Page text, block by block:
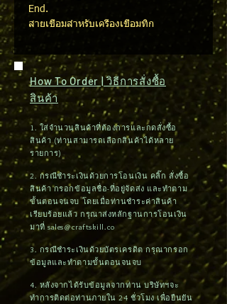
End.
สายเชื่อมสำหรับเครื่องเชื่อมทิก
How To Order | วิธีการสั่งซื้อ
สินค้า
1. ใส่จำนวนสินค้าที่ต้องการและกดสั่งซื้อ
สินค้า (ท่านสามารถเลือกสินค้าได้หลาย
รายการ)
2. กรณีชำระเงินด้วยการโอนเงิน คลิ๊ก สั่งซื้อ
สินค้า กรอกข้อมูลชื่อ-ที่อยู่จัดส่ง และทำตาม
ขั้นตอนจนจบ โดยเมื่อท่านชำระค่าสินค้า
เรียบร้อยแล้ว กรุณาส่งหลักฐานการโอนเงิน
มาที่sales@craftskill.co
3. กรณีชำระเงินด้วยบัตรเครดิต กรุณากรอก
ข้อมูลและทำตามขั้นตอนจนจบ
4. หลังจากได้รับข้อมูลจากท่าน บริษัทฯจะ
ทำการติดต่อท่านภายใน 24 ชั่วโมง เพื่อยืนยัน